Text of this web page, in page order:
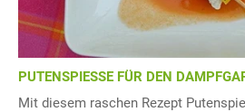
PUTENSPIESSE FÜR DEN
Mit diesem raschen Rezept